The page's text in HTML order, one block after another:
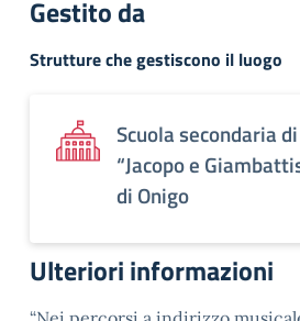
Gestito da
Strutture che gestiscono il luogo
Scuola secondaria
“Jacopo e
di Onigo
Ulteriori informazioni